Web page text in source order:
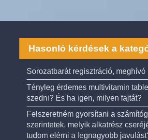
Hasonló kérdések a
Sorozatbarát regisztráció, meghívó
Tényleg érdemes multivitamin
szedni? És ha igen, milyen fajtát?
Felszeretném gyorsítani a
szerintetek, melyik alkatrész
tudom elérni a legnagyobb